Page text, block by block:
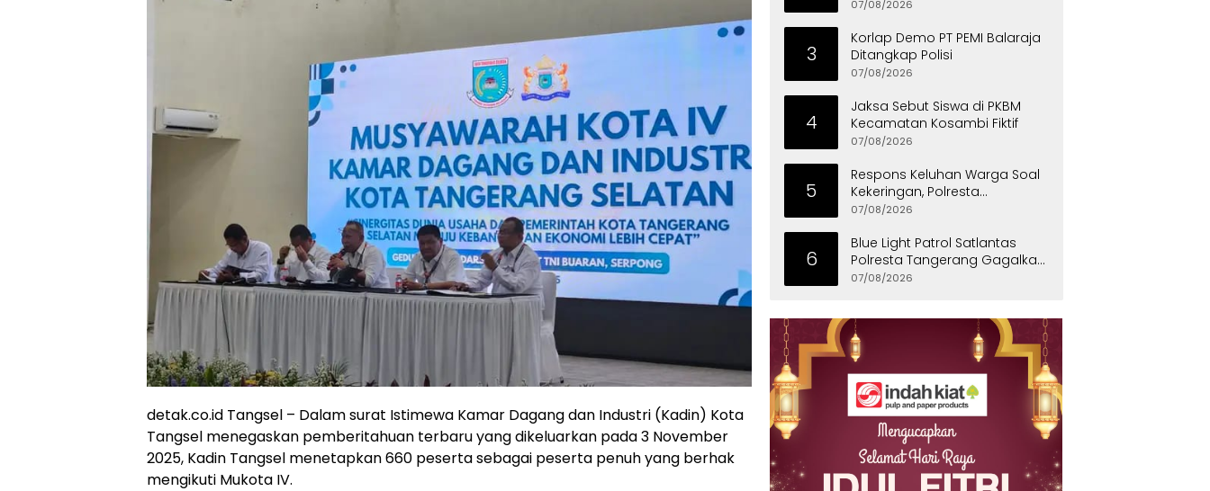
detak.co.id Tangsel – Dalam surat Istimewa Kamar Dagang dan Industri (Kadin) Kota
Tangsel menegaskan pemberitahuan terbaru yang dikeluarkan pada 3 November
2025, Kadin Tangsel menetapkan 660 peserta sebagai peserta penuh yang berhak
mengikuti Mukota IV.
07/08/2026
3
Korlap Demo PT PEMI Balaraja
Ditangkap Polisi
07/08/2026
4
Jaksa Sebut Siswa di PKBM
Kecamatan Kosambi Fiktif
07/08/2026
5
Respons Keluhan Warga Soal
Kekeringan, Polresta
Tangerang Salurkan Bantuan
07/08/2026
6
Blue Light Patrol Satlantas
Polresta Tangerang Gagalkan
Aksi Curanmor, Dua Pria
07/08/2026